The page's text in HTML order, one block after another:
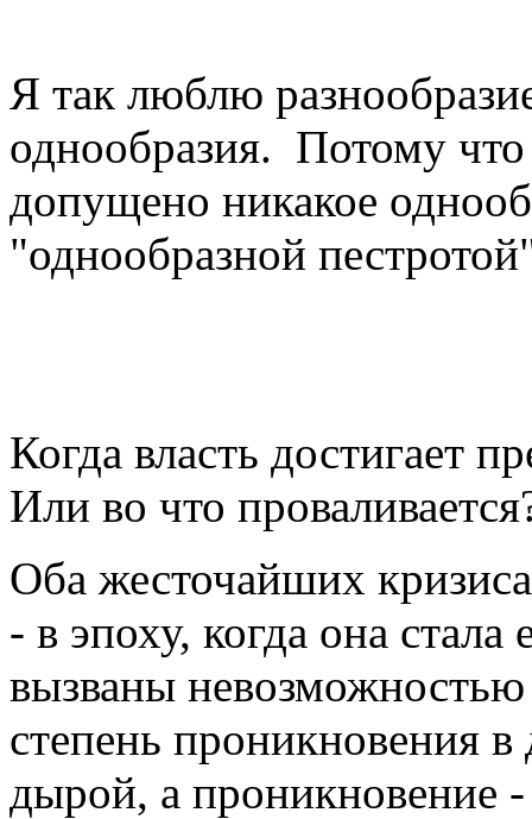
Я так люблю
однообразия. Потому что
допущено никакое
"однообразной
Когда власть достигает
Или во что
Оба жесточайших
- в эпоху, когда она
вызваны невозможностью
степень проникновения в
дырой, а проникновение